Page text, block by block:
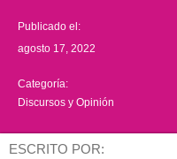
Publicado el:
agosto 17, 2022
Categoría:
Discursos y Opinión
ESCRITO POR: